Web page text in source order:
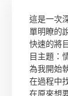
這是一次
單明瞭的
快速的將
目主題：
為我開始
在過程中